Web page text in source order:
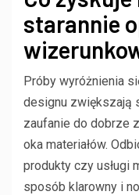
starannie
Próby wyróżnienia
designu zwiększają
zaufanie do dobrze
oka materiałów.
produkty czy usługi
sposób klarowny i